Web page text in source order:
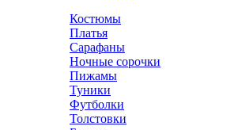
Костюмы
Платья
Сарафаны
Ночные сорочки
Пижамы
Туники
Футболки
Толстовки